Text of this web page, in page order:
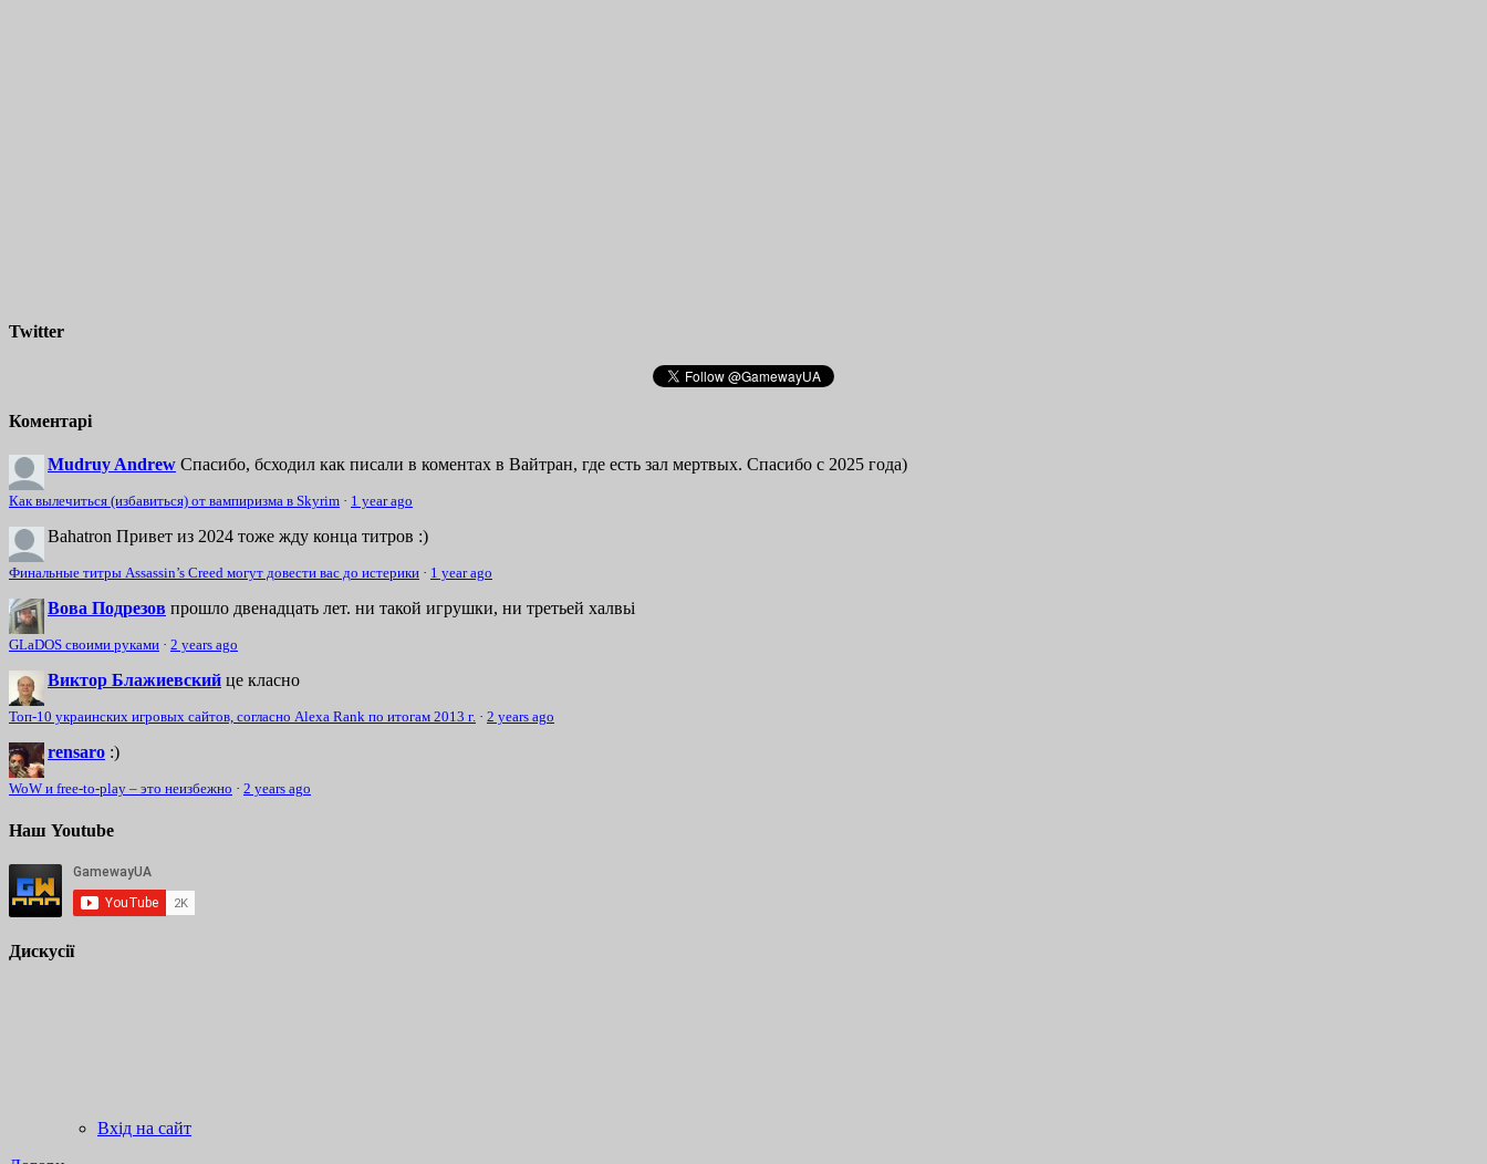
Twitter
Коментарі
Mudruy Andrew Спасибо, бсходил как писали в коментах в Вайтран, где есть зал мертвых. Спасибо с 2025 года)
Как вылечиться (избавиться) от вампиризма в Skyrim · 1 year ago
Bahatron Привет из 2024 тоже жду конца титров :)
Финальные титры Assassin’s Creed могут довести вас до истерики · 1 year ago
Вова Подрезов прошло двенадцать лет. ни такой игрушки, ни третьей халвьі
GLaDOS своими руками · 2 years ago
Виктор Блажиевский це класно
Топ-10 украинских игровых сайтов, согласно Alexa Rank по итогам 2013 г. · 2 years ago
rensaro :)
WoW и free-to-play – это неизбежно · 2 years ago
Наш Youtube
Дискусії
Вхід на сайт